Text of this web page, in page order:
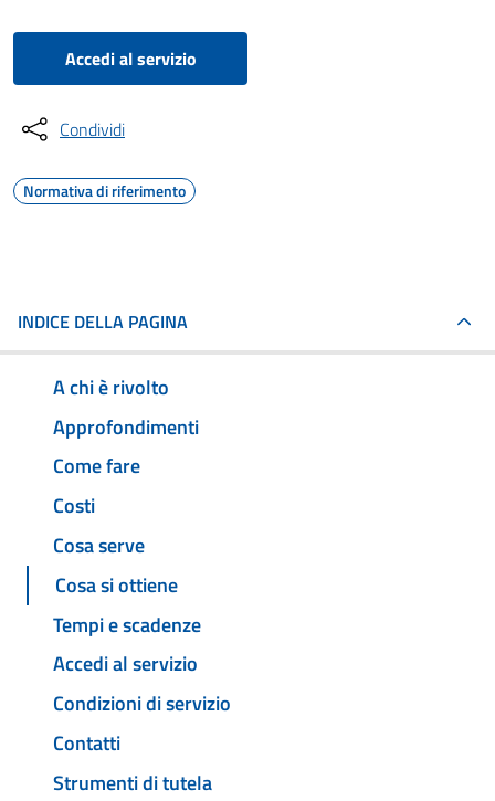
Accedi al servizio
Condividi
Normativa di riferimento
INDICE DELLA PAGINA
A chi è rivolto
Approfondimenti
Come fare
Costi
Cosa serve
Cosa si ottiene
Tempi e scadenze
Accedi al servizio
Condizioni di servizio
Contatti
Strumenti di tutela